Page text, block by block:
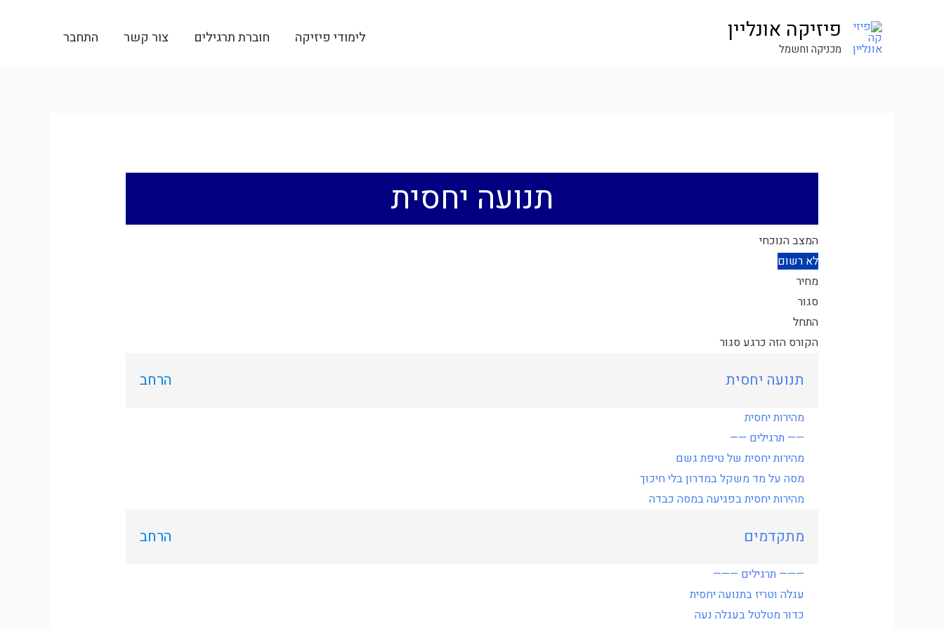
פיזיקה אונליין
מכניקה וחשמל
לימודי פיזיקה חוברת תרגילים צור קשר התחבר
תנועה יחסית
המצב הנוכחי
לא רשום
מחיר
סגור
התחל
הקורס הזה כרגע סגור
תנועה יחסית הרחב
מהירות יחסית
—— תרגילים ——
מהירות יחסית של טיפת גשם
מסה על מד משקל במדרון בלי חיכוך
מהירות יחסית בפגיעה במסה כבדה
מתקדמים הרחב
——— תרגילים ———
עגלה וטריז בתנועה יחסית
כדור מטלטל בעגלה נעה